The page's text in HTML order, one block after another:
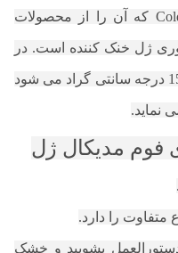
ColdBreeze Memory Foam Pillow XL که آن را از محصولات
ژل خنک کننده است. در
نتیجه، این بالش باعث کاهش دما تا 15 درجه سانتی گراد می شود
نماید.
فوم مدیکال ژل
متفاوت را دارد.
دستورالعمل بشویید و خشک